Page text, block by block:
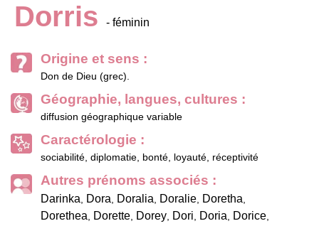
Dorris - féminin
Origine et sens :
Don de Dieu (grec).
Géographie, langues, cultures :
diffusion géographique variable
Caractérologie :
sociabilité, diplomatie, bonté, loyauté, réceptivité
Autres prénoms associés :
Darinka, Dora, Doralia, Doralie, Doretha,
Dorethea, Dorette, Dorey, Dori, Doria, Dorice,